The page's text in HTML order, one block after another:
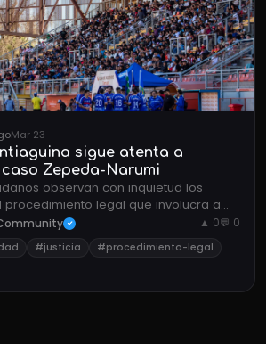
Mar 23
sigue atenta a
Zepeda-Narumi
observan con inquietud los
procedimiento legal que involucra a
✓ ▲ 0💬 0
#justicia
#procedimiento-legal